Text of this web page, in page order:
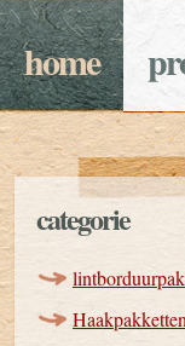
home
categorie
Haakpakketten